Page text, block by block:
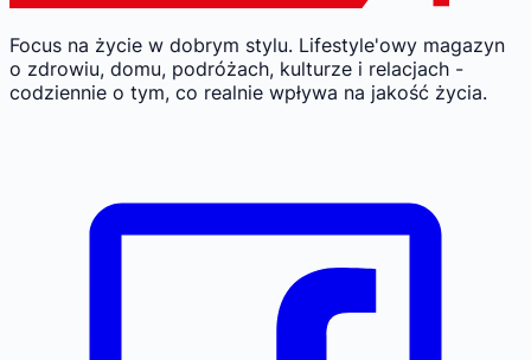
Focus na życie w dobrym stylu. Lifestyle'owy magazyn
o zdrowiu, domu, podróżach, kulturze i relacjach -
codziennie o tym, co realnie wpływa na jakość życia.